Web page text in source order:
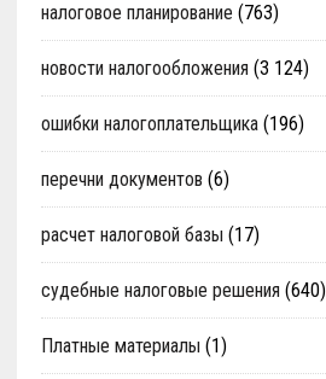
налоговое планирование (763)
новости налогообложения (3 124)
ошибки налогоплательщика(196)
перечни документов (6)
расчет налоговой базы (17)
судебные налоговые решения (640)
Платные материалы (1)